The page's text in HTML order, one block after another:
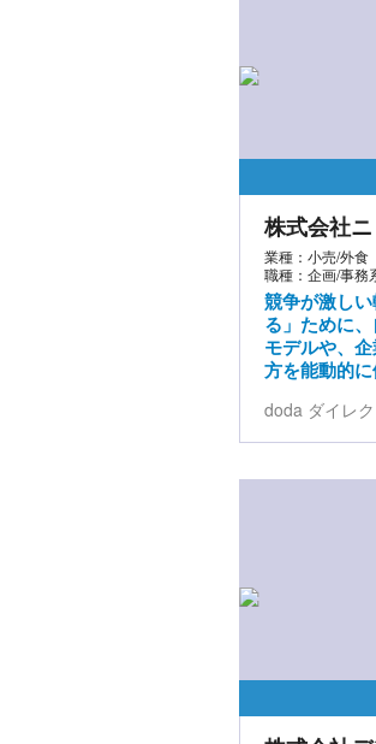
株式会社ニ
業種：小売/外食
職種：企画/事務
競争が激し
る」ために
モデルや、
方を能動的
doda ダイレク